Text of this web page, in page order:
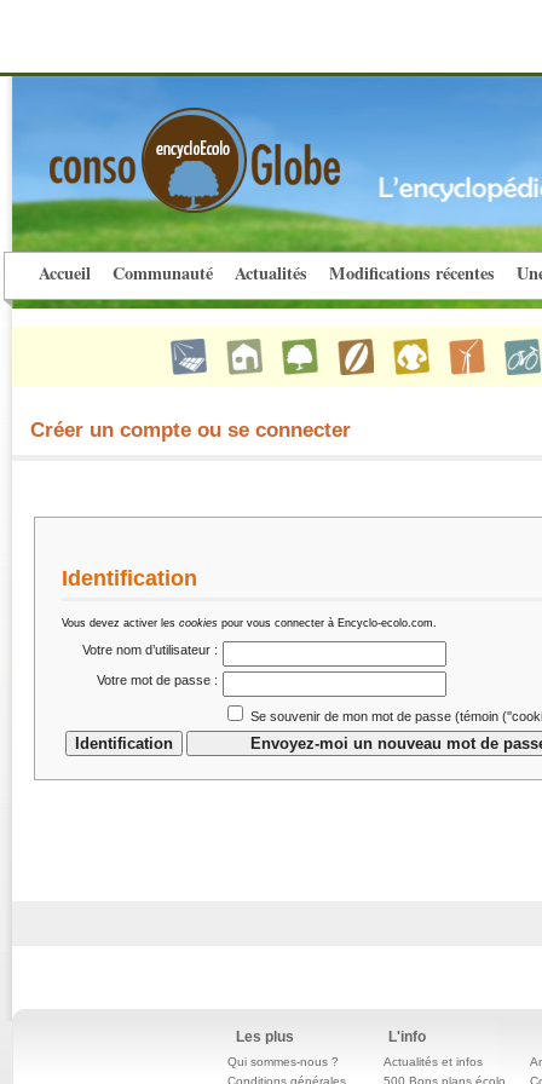
Accueil Communauté Actualités Modifications récentes
Créer un compte ou se connecter
Identification
Vous devez activer les cookies pour vous connecter à Encyclo-ecolo.com.
Votre nom d’utilisateur :
Votre mot de passe :
Se souvenir de mon mot de passe (témoin
Les plus
Qui sommes-nous ?
Conditions générales
L'info
Actualités et infos
500 Bons plans écolo